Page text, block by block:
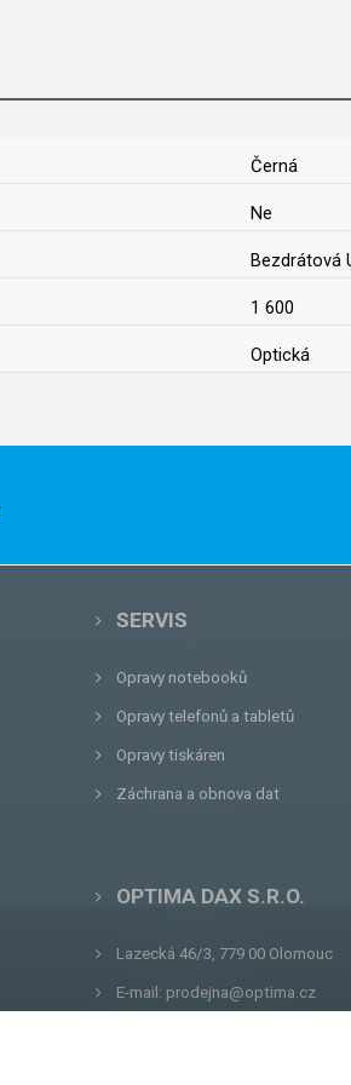
Černá
Ne
Bezdrátová
1 600
Optická
SERVIS
Opravy notebooků
Opravy telefonů a tabletů
Opravy tiskáren
Záchrana a obnova dat
OPTIMA DAX S.R.O.
Lazecká 46/3, 779 00 Olomouc
E-mail: prodejna@optima.cz